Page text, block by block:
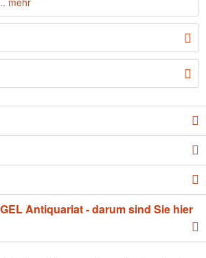
Antiquariat - darum sind Sie hier